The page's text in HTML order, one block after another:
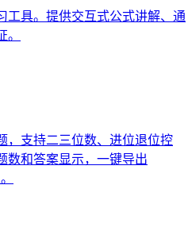
工具。提供交互式公式讲解、通
，支持二三位数、进位退位控
数和答案显示，一键导出